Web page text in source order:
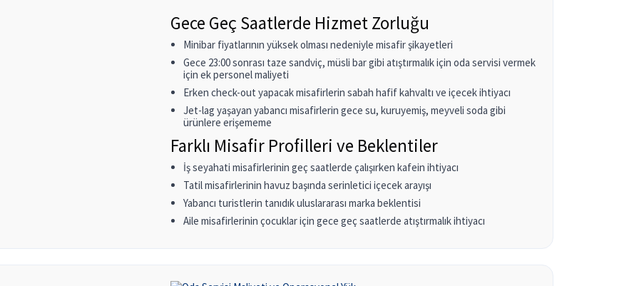
Gece Geç Saatlerde Hizmet Zorluğu
Minibar fiyatlarının yüksek olması nedeniyle misafir şikayetleri
Gece 23:00 sonrası taze sandviç, müsli bar gibi atıştırmalık için oda servisi vermek
için ek personel maliyeti
Erken check-out yapacak misafirlerin sabah hafif kahvaltı ve içecek ihtiyacı
Jet-lag yaşayan yabancı misafirlerin gece su, kuruyemiş, meyveli soda gibi
ürünlere erişememe
Farklı Misafir Profilleri ve Beklentiler
İş seyahati misafirlerinin geç saatlerde çalışırken kafein ihtiyacı
Tatil misafirlerinin havuz başında serinletici içecek arayışı
Yabancı turistlerin tanıdık uluslararası marka beklentisi
Aile misafirlerinin çocuklar için gece geç saatlerde atıştırmalık ihtiyacı